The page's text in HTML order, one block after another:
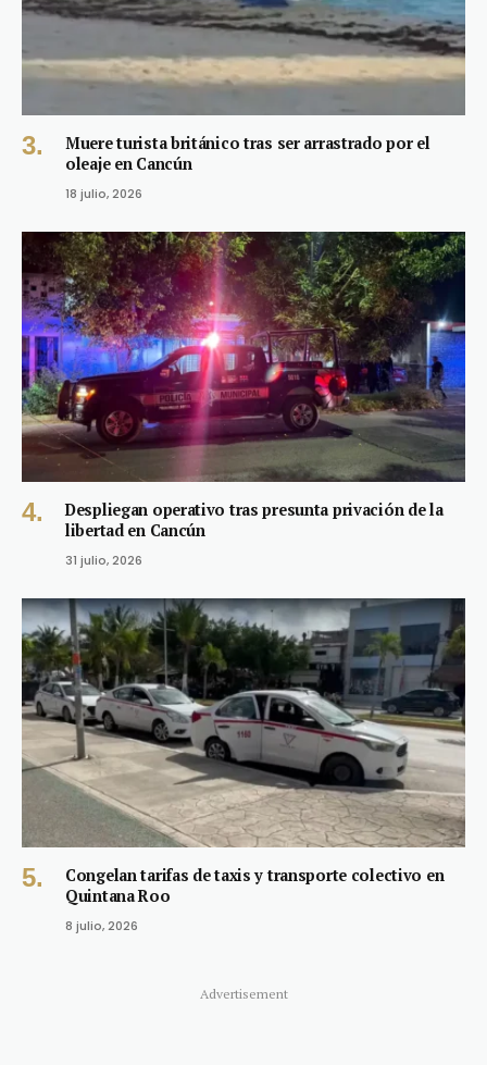
Muere turista británico tras ser arrastrado por el
oleaje en Cancún
18 julio, 2026
Despliegan operativo tras presunta privación de la
libertad en Cancún
31 julio, 2026
Congelan tarifas de taxis y transporte colectivo en
Quintana Roo
8 julio, 2026
Advertisement